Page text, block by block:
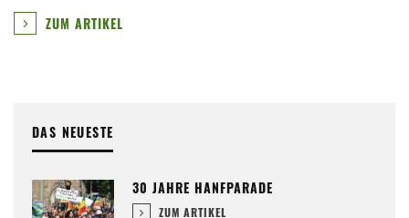
ZUM ARTIKEL
DAS NEUESTE
30 JAHRE HANFPARADE
ZUM ARTIKEL